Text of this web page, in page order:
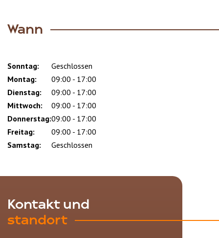
Wann
Day
Time
slot
Comment
Sonntag:
Geschlossen
Montag:
09:00 - 17:00
Dienstag:
09:00 - 17:00
Mittwoch:
09:00 - 17:00
Donnerstag:09:00 - 17:00
Freitag:
09:00 - 17:00
Samstag:
Geschlossen
Kontakt und
standort